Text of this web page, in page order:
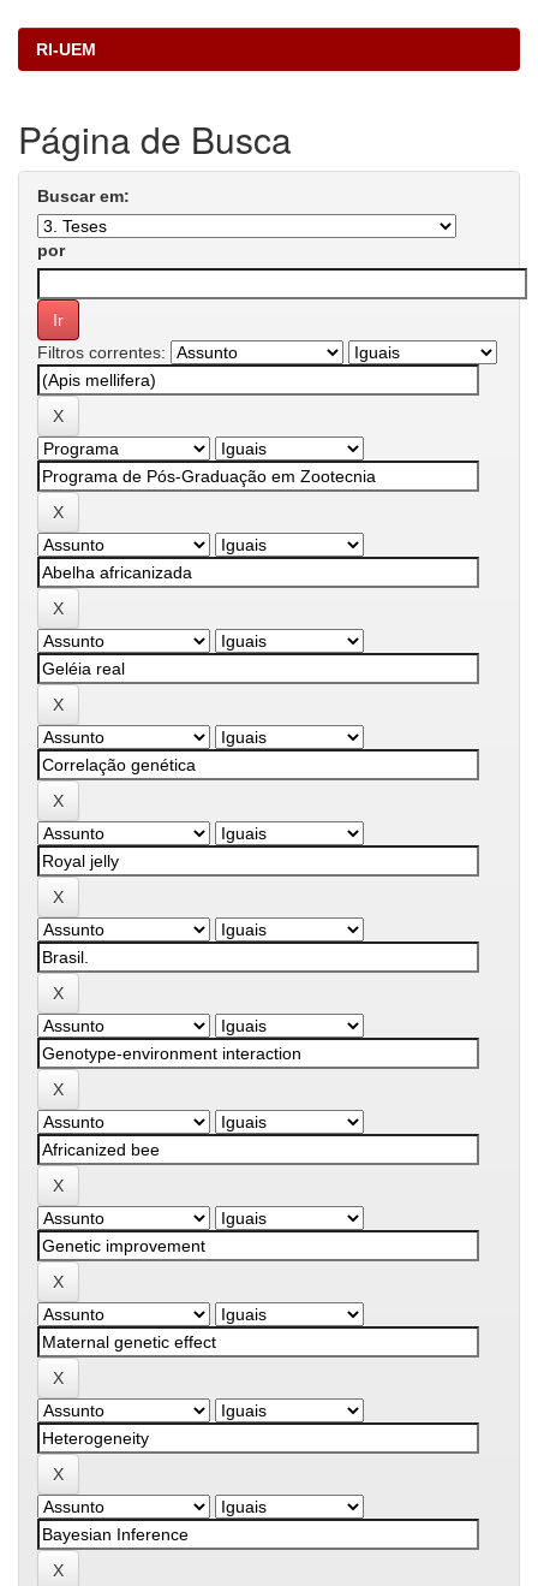
RI-UEM
Página de Busca
Buscar em:
por
Filtros correntes: